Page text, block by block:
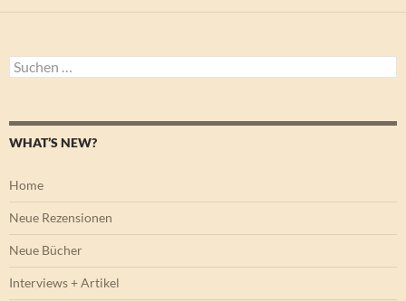
Suchen
nach:
WHAT’S NEW?
Home
Neue Rezensionen
Neue Bücher
Interviews + Artikel